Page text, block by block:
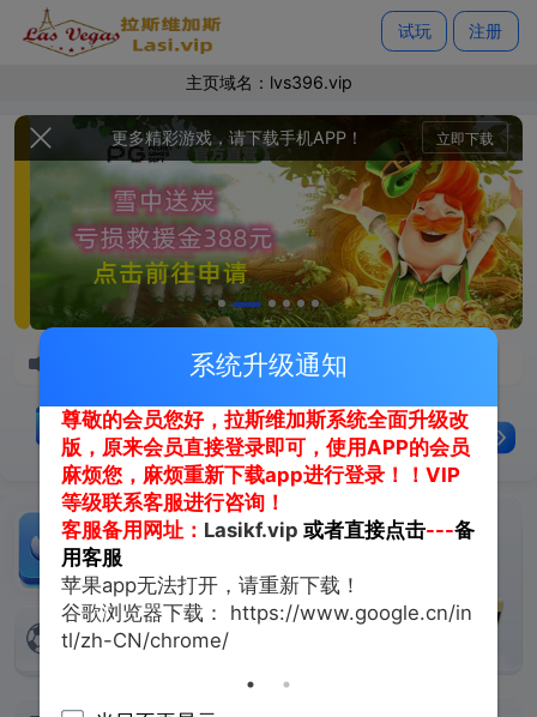
注册
试玩
主页域名： lvs396.vip
更多精彩游戏，请下载手机APP！ 立即下载
网址为 www.lasi.vip；备用网址：lasi20.vip-lasi90.vip 尊敬的会员您
存款 取款 合营
欢迎您，亲爱的用户
余额：请先登录
系统升级通知
尊敬的会员您好，拉斯维加斯系统全面升级改
版，原来会员直接登录即可，使用APP的会员
麻烦您，麻烦重新下载app进行登录！！VIP
等级联系客服进行咨询！
客服备用网址： Lasikf.vip 或者直接点击---备
用客服
苹果app无法打开，请重新下载！
谷歌浏览器下载： https://www.google.cn/in
tl/zh-CN/chrome/